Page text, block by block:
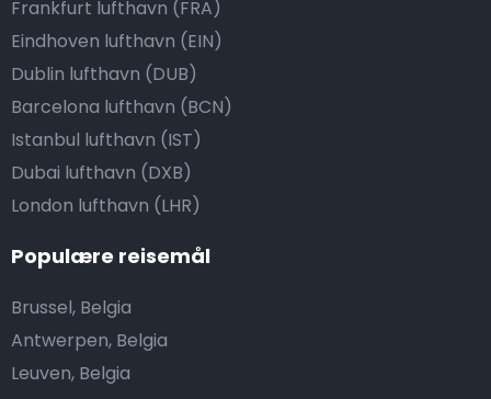
Frankfurt lufthavn (FRA)
Eindhoven lufthavn (EIN)
Dublin lufthavn (DUB)
Barcelona lufthavn (BCN)
Istanbul lufthavn (IST)
Dubai lufthavn (DXB)
London lufthavn (LHR)
Populære reisemål
Brussel, Belgia
Antwerpen, Belgia
Leuven, Belgia